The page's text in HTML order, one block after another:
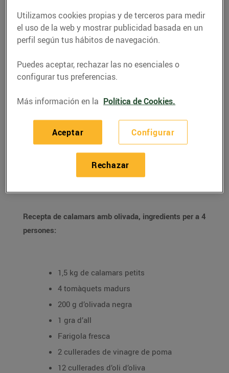
RECETAS
Recepta de calamars
amb olivada
Recepta de calamars amb olivada, ingredients per a 4
persones:
1,5 kg de calamars petits
4 tomàquets madurs
200 g d’olivada negra
1 gra d’all
Farigola fresca
2 cullerades de vinagre de poma
12 cullerades d’oli d’oliva
Utilizamos cookies propias y de terceros para medir
el uso de la web y mostrar publicidad basada en un
perfil según tus hábitos de navegación.
Puedes aceptar, rechazar las no esenciales o
configurar tus preferencias.
Más información en la Política de Cookies.
Configurar
Rechazar
Aceptar